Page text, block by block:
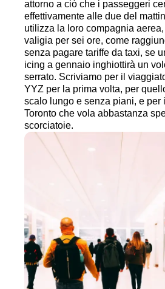
attorno a ciò che i passeggeri
effettivamente alle due del
utilizza la loro compagnia
valigia per sei ore, come
senza pagare tariffe da taxi, se
icing a gennaio inghiottirà un
serrato. Scriviamo per il
YYZ per la prima volta, per
scalo lungo e senza piani, e per
Toronto che vola abbastanza
scorciatoie.